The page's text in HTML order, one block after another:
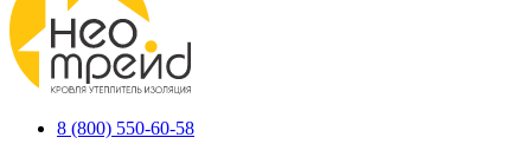
8 (800) 550-60-58